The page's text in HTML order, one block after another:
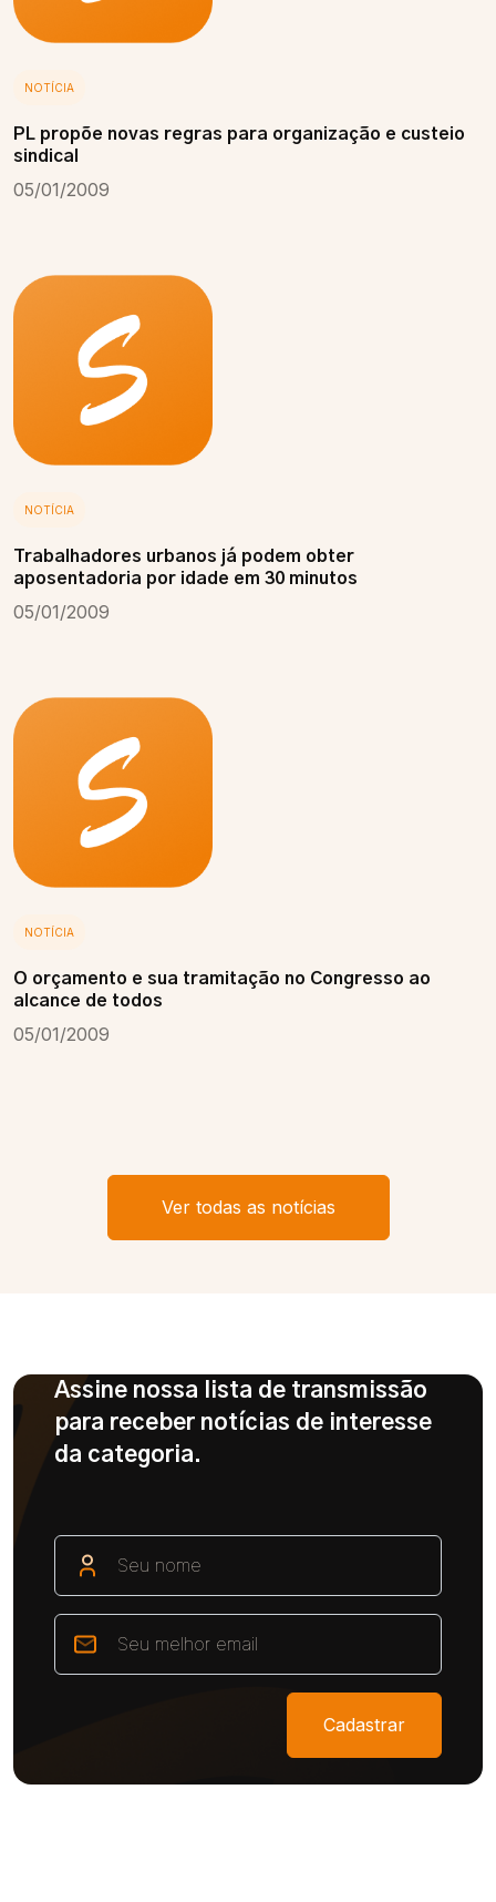
NOTÍCIA
PL propõe novas regras para organização e custeio
sindical
05/01/2009
NOTÍCIA
Trabalhadores urbanos já podem obter
aposentadoria por idade em 30 minutos
05/01/2009
NOTÍCIA
O orçamento e sua tramitação no Congresso ao
alcance de todos
05/01/2009
Ver todas as notícias
Assine nossa lista de transmissão
para receber notícias de interesse
da categoria.
Cadastrar